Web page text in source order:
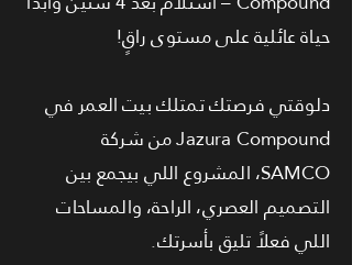
حياة عائلية على مستوى راقٍ!
دلوقتي فرصتك تمتلك بيت العمر في
Jazura Compound من شركة
SAMCO، المشروع اللي بيجمع بين
التصميم العصري، الراحة، والمساحات
اللي فعلاً تليق بأسرتك.